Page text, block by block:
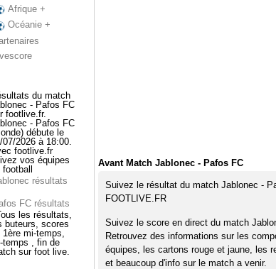
Afrique +
Océanie +
du match
- Pafos FC
footlive.fr.
- Pafos FC
débute le
07/2026 à 18:00.
footlive.fr
vos équipes
football
résultats
FC résultats
les résultats,
buteurs, scores
1ère mi-temps,
temps , fin de
sur foot live.
Avant Match Jablonec - Pafos FC
Suivez le résultat du match Jablonec -
FOOTLIVE.FR
Suivez le score en direct du match
Retrouvez des informations sur les
équipes, les cartons rouge et jaune, les
et beaucoup d'info sur le match a venir.